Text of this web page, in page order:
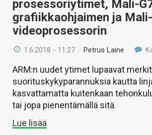
prosessoriytimet, Mali-
grafiikkaohjaimen ja
videoprosessorin
1.6.2018 - 11:27 /Petrus Laine
ARM:n uudet ytimet lupaavat
suorituskykyparannuksia kautta
kasvattamatta kuitenkaan
tai jopa pienentämällä sitä.
Lue lisää